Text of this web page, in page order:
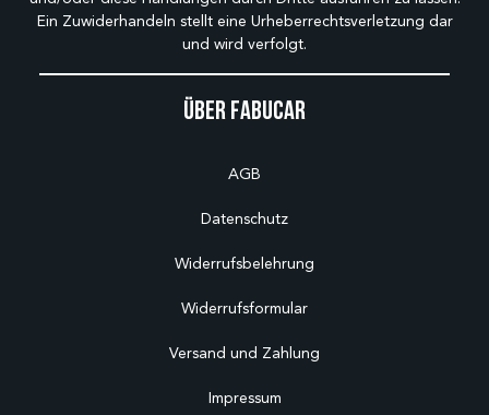
Über Fabucar
AGB
Datenschutz
Widerrufsbelehrung
Widerrufsformular
Versand und Zahlung
Impressum
Ein Zuwiderhandeln stellt eine Urheberrechtsverletzung dar
und wird verfolgt.